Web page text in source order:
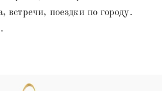
встречи, поездки по городу.